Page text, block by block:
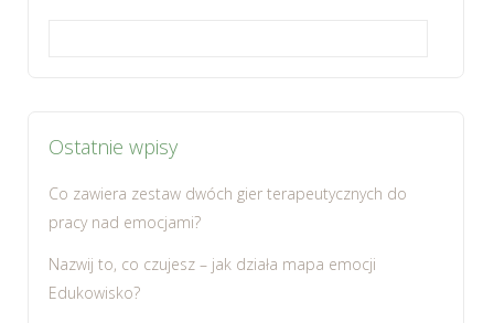
Ostatnie wpisy
Co zawiera zestaw dwóch gier terapeutycznych do
pracy nad emocjami?
Nazwij to, co czujesz – jak działa mapa emocji
Edukowisko?